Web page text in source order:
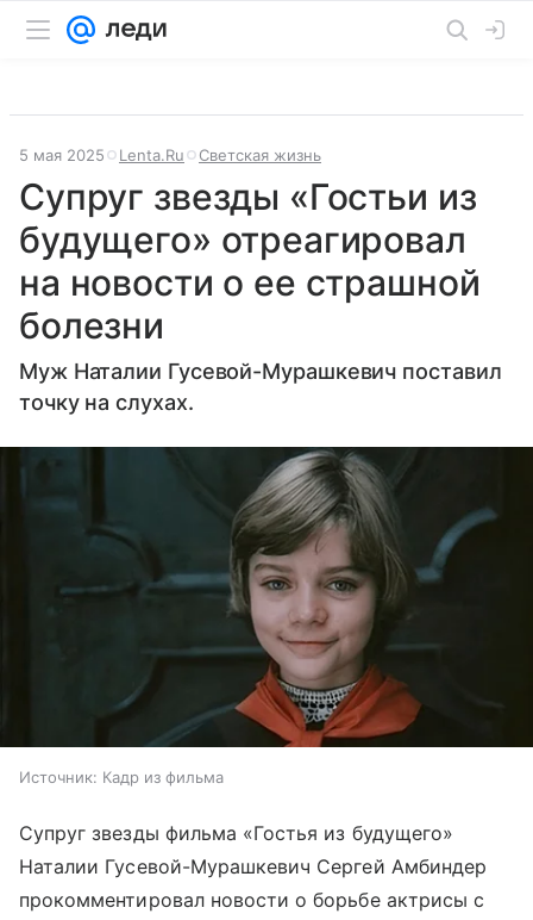
5 мая 2025 Lenta.Ru Светская жизнь
Супруг звезды «Гостьи из
будущего» отреагировал
на новости о ее страшной
болезни
Муж Наталии Гусевой-Мурашкевич поставил
точку на слухах.
Источник: Кадр из фильма
Супруг звезды фильма «Гостья из будущего»
Наталии Гусевой-Мурашкевич Сергей Амбиндер
прокомментировал новости о борьбе актрисы с